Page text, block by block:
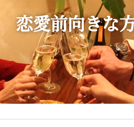
恋愛前向きな